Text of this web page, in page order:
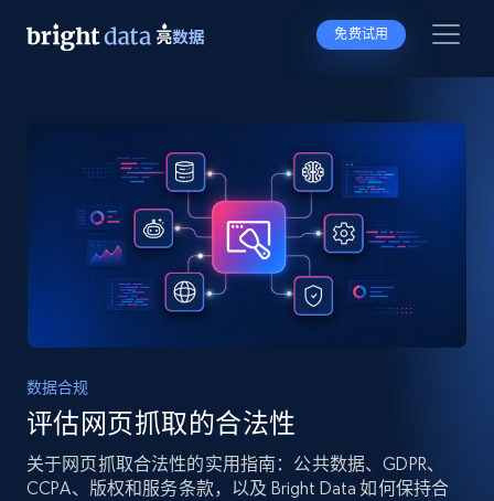
免费试用
数据合规
评估网页抓取的合法性
关于网页抓取合法性的实用指南：公共数据、GDPR、
CCPA、版权和服务条款，以及 Bright Data 如何保持合